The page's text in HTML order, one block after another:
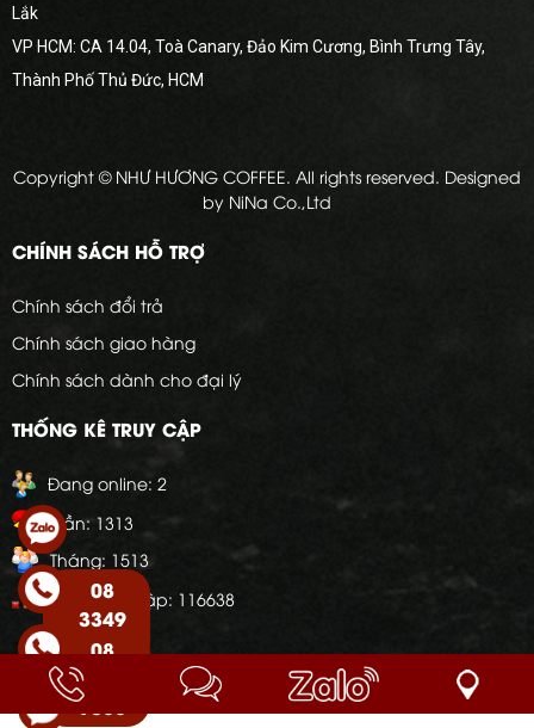
Lắk
VP HCM: CA 14.04, Toà Canary, Đảo Kim Cương, Bình Trưng Tây,
Thành Phố Thủ Đức, HCM
Copyright © NHƯ HƯƠNG COFFEE. All rights reserved. Designed
by NiNa Co.,Ltd
CHÍNH SÁCH HỖ TRỢ
Chính sách đổi trả
Chính sách giao hàng
Chính sách dành cho đại lý
THỐNG KÊ TRUY CẬP
Đang online: 2
Tuần: 1313
Tháng: 1513
Tổng truy cập: 116638
08
3349
0123
08
9835
9500